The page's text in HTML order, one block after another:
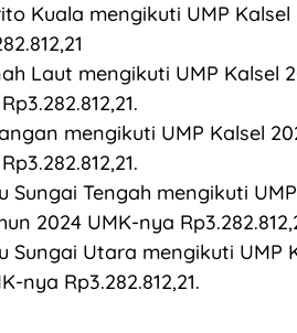
Kuala mengikuti UMP Kalsel
Laut mengikuti UMP Kalsel
mengikuti UMP Kalsel
Sungai Tengah mengikuti
2024 UMK-nya
Sungai Utara mengikuti UMP
nya Rp3.282.812,21.